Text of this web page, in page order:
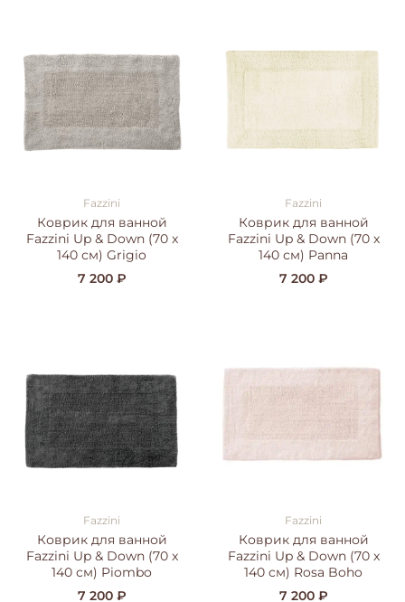
Fazzini
Коврик для ванной
Fazzini Up & Down (70 x
140 см) Grigio
7 200 ₽
Fazzini
Коврик для ванной
Fazzini Up & Down (70 x
140 см) Panna
7 200 ₽
Fazzini
Коврик для ванной
Fazzini Up & Down (70 x
140 см) Piombo
7 200 ₽
Fazzini
Коврик для ванной
Fazzini Up & Down (70 x
140 см) Rosa Boho
7 200 ₽